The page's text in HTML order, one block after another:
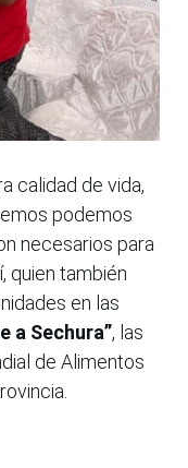
calidad de vida,
podemos
necesarios para
quien también
en las
a Sechura”, las
de Alimentos